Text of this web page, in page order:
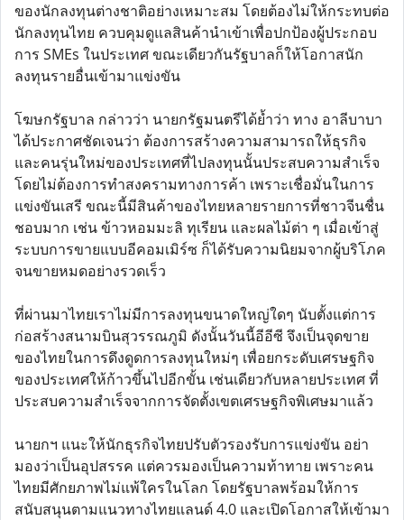
ของนักลงทุนต่างชาติอย่างเหมาะสม โดยต้องไม่ให้กระทบต่อ
นักลงทุนไทย ควบคุมดูแลสินค้านำเข้าเพื่อปกป้องผู้ประกอบ
การ SMEs ในประเทศ ขณะเดียวกันรัฐบาลก็ให้โอกาสนัก
ลงทุนรายอื่นเข้ามาแข่งขัน
โฆษกรัฐบาล กล่าวว่า นายกรัฐมนตรีได้ย้ำว่า ทาง อาลีบาบา
ได้ประกาศชัดเจนว่า ต้องการสร้างความสามารถให้ธุรกิจ
และคนรุ่นใหม่ของประเทศที่ไปลงทุนนั้นประสบความสำเร็จ
โดยไม่ต้องการทำสงครามทางการค้า เพราะเชื่อมั่นในการ
แข่งขันเสรี ขณะนี้มีสินค้าของไทยหลายรายการที่ชาวจีนชื่น
ชอบมาก เช่น ข้าวหอมมะลิ ทุเรียน และผลไม้ต่า ๆ เมื่อเข้าสู่
ระบบการขายแบบอีคอมเมิร์ซ ก็ได้รับความนิยมจากผู้บริโภค
จนขายหมดอย่างรวดเร็ว
ที่ผ่านมาไทยเราไม่มีการลงทุนขนาดใหญ่ใดๆ นับตั้งแต่การ
ก่อสร้างสนามบินสุวรรณภูมิ ดังนั้นวันนี้อีอีซี จึงเป็นจุดขาย
ของไทยในการดึงดูดการลงทุนใหม่ๆ เพื่อยกระดับเศรษฐกิจ
ของประเทศให้ก้าวขึ้นไปอีกขั้น เช่นเดียวกับหลายประเทศ ที่
ประสบความสำเร็จจากการจัดตั้งเขตเศรษฐกิจพิเศษมาแล้ว
นายกฯ แนะให้นักธุรกิจไทยปรับตัวรองรับการแข่งขัน อย่า
มองว่าเป็นอุปสรรค แต่ควรมองเป็นความท้าทาย เพราะคน
ไทยมีศักยภาพไม่แพ้ใครในโลก โดยรัฐบาลพร้อมให้การ
สนับสนุนตามแนวทางไทยแลนด์ 4.0 และเปิดโอกาสให้เข้ามา